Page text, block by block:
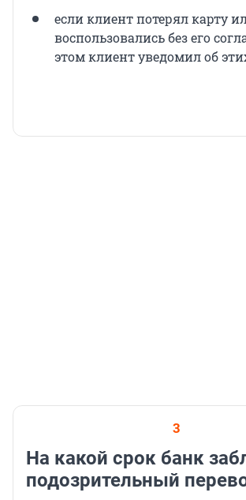
если клиент потерял карту
воспользовались без его
этом клиент уведомил об
3
На какой срок банк
подозрительный